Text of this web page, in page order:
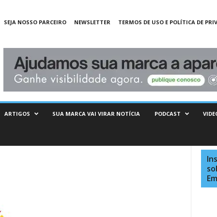
SEJA NOSSO PARCEIRO NEWSLETTER TERMOS DE USO E POLÍTICA DE
ARTIGOS SUA MARCA VAI VIRAR NOTÍCIA PODCAST